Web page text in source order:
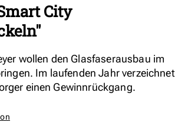
City
wollen den Glasfaserausbau im
Im laufenden Jahr verzeichnet
einen Gewinnrückgang.